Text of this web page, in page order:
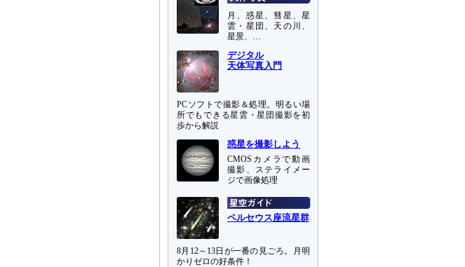
月、惑星、彗星、星
雲・星団、天の川、
星景、…
デジタル
天体写真入門
PCソフトで撮影＆処理。明るい場
所でもできる星雲・星団撮影を初
歩から解説
惑星を撮影しよう
CMOSカメラで動画
撮影、ステライメー
ジで画像処理
ペルセウス座流星群
8月12～13日が一番の見ごろ。月明
かりゼロの好条件！